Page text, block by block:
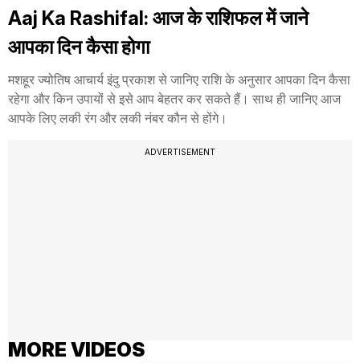
Aaj Ka Rashifal: आज के राशिफल में जाने
आपका दिन कैसा होगा
मशहूर ज्योतिष आचार्य इंदु प्रकाश से जानिए राशि के अनुसार आपका दिन कैसा
रहेगा और किन उपायों से इसे आप बेहतर कर सकते हैं। साथ ही जानिए आज
आपके लिए लकी रंग और लकी नंबर कौन से होंगे।
ADVERTISEMENT
MORE VIDEOS